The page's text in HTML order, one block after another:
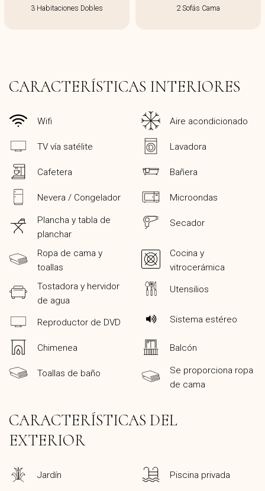
3 Habitaciones Dobles 2 Sofás Cama
CARACTERÍSTICAS INTERIORES
Wifi Aire acondicionado
TV vía satélite Lavadora
Cafetera Bañera
Nevera / Congelador Microondas
Plancha y tabla de
planchar
Secador
Ropa de cama y
toallas
Cocina y
vitrocerámica
Tostadora y hervidor
de agua
Utensilios
Reproductor de DVD Sistema estéreo
Chimenea Balcón
Toallas de baño
Se proporciona ropa
de cama
CARACTERÍSTICAS DEL
EXTERIOR
Jardín Piscina privada